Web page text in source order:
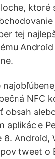
ktoré
tej
Android
NFC
obsah
aplikácie
8. Android,
tweet